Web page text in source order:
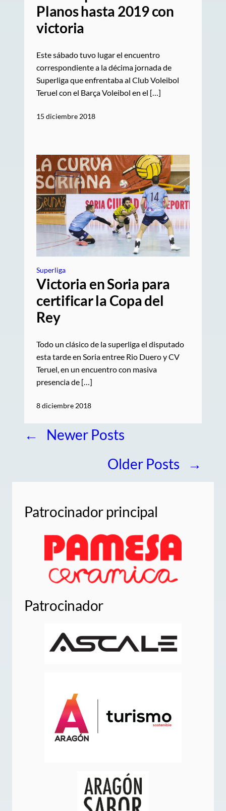
Planos hasta 2019 con
victoria
Este sábado tuvo lugar el encuentro
correspondiente a la décima jornada de
Superliga que enfrentaba al Club Voleibol
Teruel con el Barça Voleibol en el […]
15 diciembre 2018
Superliga
Victoria en Soria para
certificar la Copa del
Rey
Todo un clásico de la superliga el disputado
esta tarde en Soria entree Rio Duero y CV
Teruel, en un encuentro con masiva
presencia de […]
8 diciembre 2018
←
Newer Posts
Older Posts
→
Patrocinador principal
Patrocinador